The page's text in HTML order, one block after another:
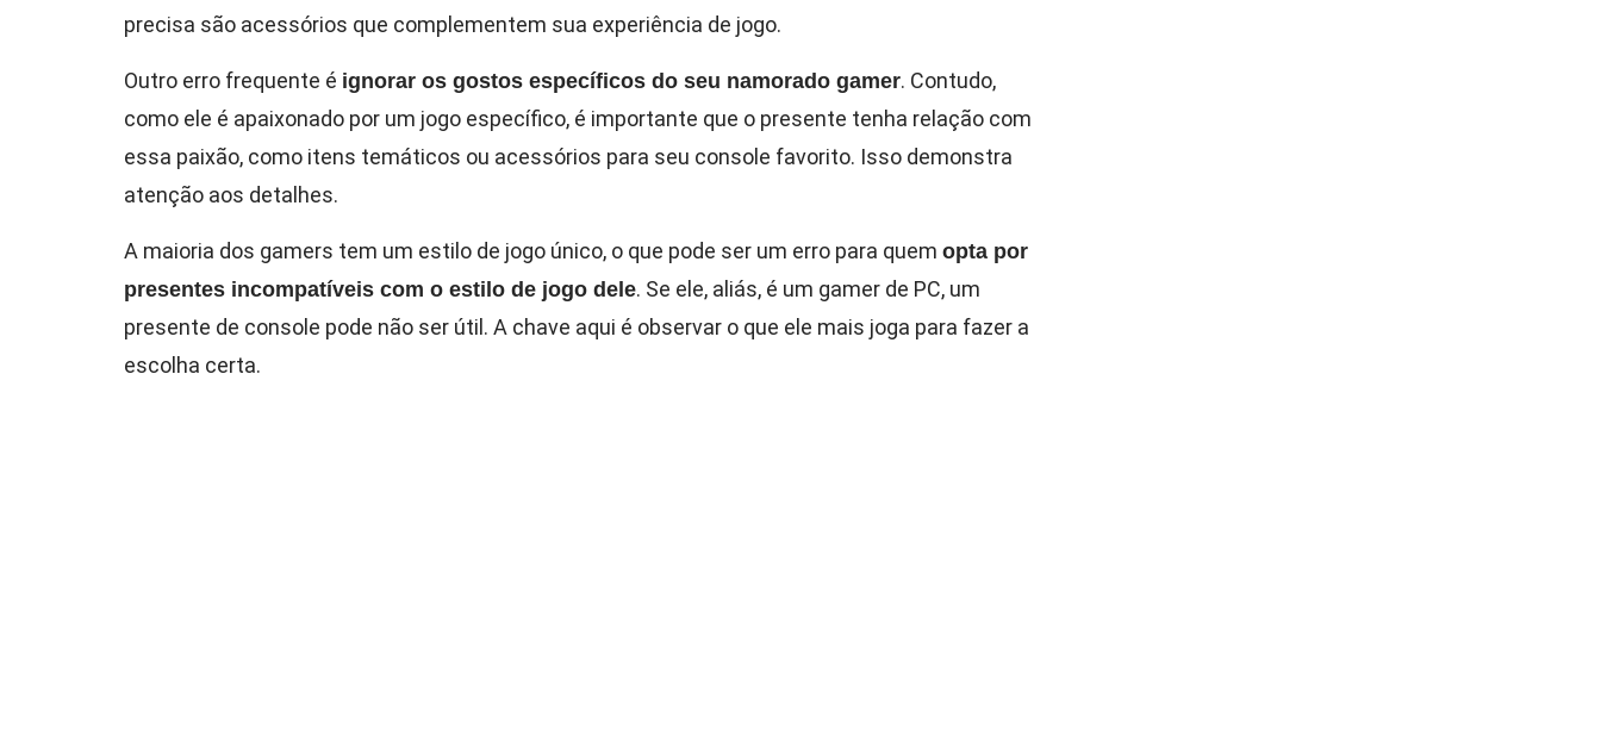
precisa são acessórios que complementem sua experiência de jogo.
Outro erro frequente é ignorar os gostos específicos do seu namorado gamer. Contudo,
como ele é apaixonado por um jogo específico, é importante que o presente tenha relação com
essa paixão, como itens temáticos ou acessórios para seu console favorito. Isso demonstra
atenção aos detalhes.
A maioria dos gamers tem um estilo de jogo único, o que pode ser um erro para quem opta por
presentes incompatíveis com o estilo de jogo dele. Se ele, aliás, é um gamer de PC, um
presente de console pode não ser útil. A chave aqui é observar o que ele mais joga para fazer a
escolha certa.